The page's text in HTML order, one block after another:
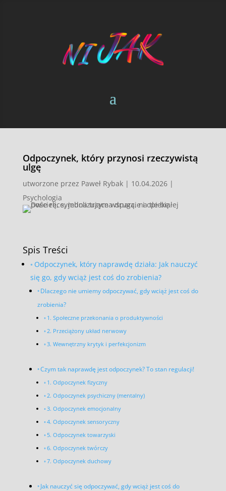
Odpoczynek, który przynosi rzeczywistą
ulgę
utworzone przez Paweł Rybak| 10.04.2026|
Psychologia
Spis Treści
Odpoczynek, który naprawdę działa: Jak nauczyć
się go, gdy wciąż jest coś do zrobienia?
Dlaczego nie umiemy odpoczywać, gdy wciąż jest coś do
zrobienia?
1. Społeczne przekonania o produktywności
2. Przeciążony układ nerwowy
3. Wewnętrzny krytyk i perfekcjonizm
Czym tak naprawdę jest odpoczynek? To stan regulacji!
1. Odpoczynek fizyczny
2. Odpoczynek psychiczny (mentalny)
3. Odpoczynek emocjonalny
4. Odpoczynek sensoryczny
5. Odpoczynek towarzyski
6. Odpoczynek twórczy
7. Odpoczynek duchowy
Jak nauczyć się odpoczywać, gdy wciąż jest coś do